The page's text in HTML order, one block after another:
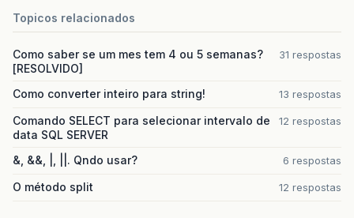
fechar();
System.out. "já tem"+daoCi
}
Topicos relacionados
Como saber se um mes tem 4 ou 5 semanas?
[RESOLVIDO]
31 respostas
Como converter inteiro para string! 13 respostas
Comando SELECT para selecionar intervalo de
data SQL SERVER
12 respostas
&, &&, |, ||. Qndo usar? 6 respostas
O método split 12 respostas